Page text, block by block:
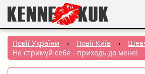
Обране
Вхід
Повії України › Повії Київ ›
Не стримуй себе - приходь до мене!